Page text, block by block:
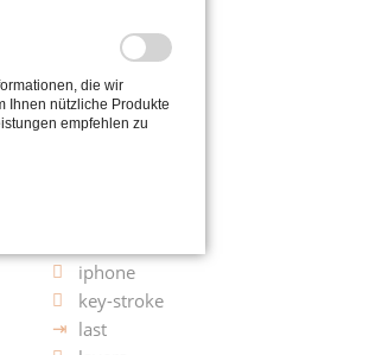
glasses
grid-2
headphones
iphone
key-stroke
last
die wir
Ihnen nützliche Produkte
empfehlen zu